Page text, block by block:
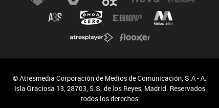
© Atresmedia Corporación de Medios de Comunicación, S.A - A.
Isla Graciosa 13, 28703, S.S. de los Reyes, Madrid. Reservados
todos los derechos